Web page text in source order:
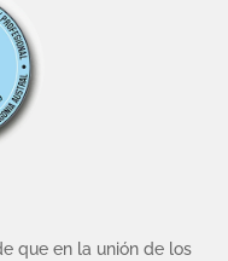
que en la unión de los